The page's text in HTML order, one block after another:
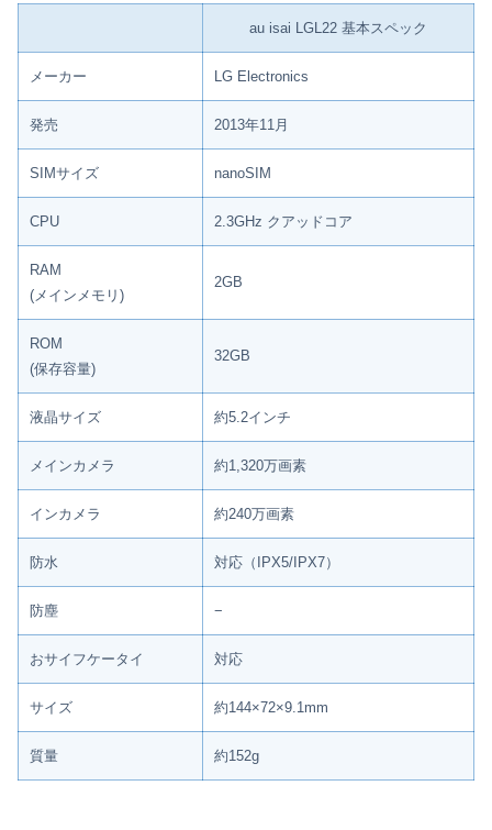
au isai LGL22 基本スペック
メーカー LG Electronics
発売 2013年11月
SIMサイズ nanoSIM
CPU 2.3GHz クアッドコア
RAM
(メインメモリ)
2GB
ROM
(保存容量)
32GB
液晶サイズ 約5.2インチ
メインカメラ 約1,320万画素
インカメラ 約240万画素
防水 対応（IPX5/IPX7）
防塵 −
おサイフケータイ 対応
サイズ 約144×72×9.1mm
質量 約152g